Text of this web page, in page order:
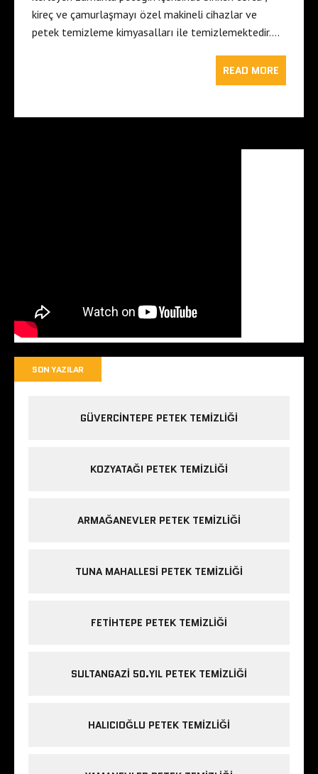
kireç ve çamurlaşmayı özel makineli cihazlar ve
petek temizleme kimyasalları ile temizlemektedir….
READ MORE
SON YAZILAR
GÜVERCINTEPE PETEK TEMIZLIĞI
KOZYATAĞI PETEK TEMIZLIĞI
ARMAĞANEVLER PETEK TEMIZLIĞI
TUNA MAHALLESI PETEK TEMIZLIĞI
FETIHTEPE PETEK TEMIZLIĞI
SULTANGAZI 50.YIL PETEK TEMIZLIĞI
HALICIOĞLU PETEK TEMIZLIĞI